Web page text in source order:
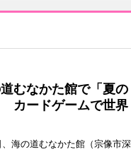
むなかた館で「夏の
カードゲームで世界
海の道むなかた館（宗像市深